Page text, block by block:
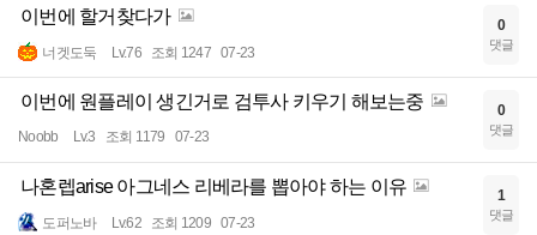
이번에 할거찾다가
너겟도둑 Lv.76 조회 1247 07-23
0
댓글
이번에 원플레이 생긴거로 검투사 키우기 해보는중
Noobb Lv.3 조회 1179 07-23
0
댓글
나혼렙arise 아그네스 리베라를 뽑아야 하는 이유
도퍼노바 Lv.62 조회 1209 07-23
1
댓글